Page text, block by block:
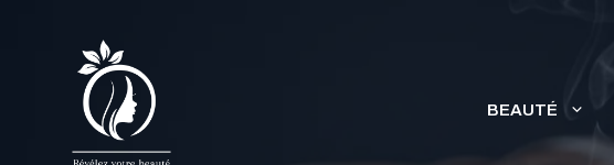
BEAUTÉ